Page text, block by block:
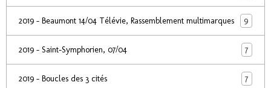
2019 - Beaumont 14/04 Télévie, Rassemblement multimarques 9
2019 - Saint-Symphorien, 07/04 7
2019 - Boucles des 3 cités 7